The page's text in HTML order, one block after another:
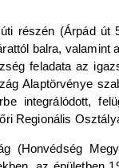
részén (Árpád út
balra, valamint
feladata az
Alaptörvénye
integrálódott,
Regionális
(Honvédség